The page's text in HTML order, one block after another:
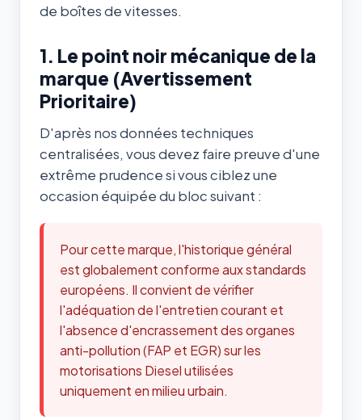
de boîtes de vitesses.
1. Le point noir mécanique de la
marque (Avertissement
Prioritaire)
D'après nos données techniques
centralisées, vous devez faire preuve d'une
extrême prudence si vous ciblez une
occasion équipée du bloc suivant :
Pour cette marque, l'historique général
est globalement conforme aux standards
européens. Il convient de vérifier
l'adéquation de l'entretien courant et
l'absence d'encrassement des organes
anti-pollution (FAP et EGR) sur les
motorisations Diesel utilisées
uniquement en milieu urbain.